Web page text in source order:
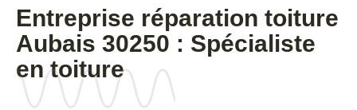
Entreprise réparation toiture
Aubais 30250 : Spécialiste
en toiture